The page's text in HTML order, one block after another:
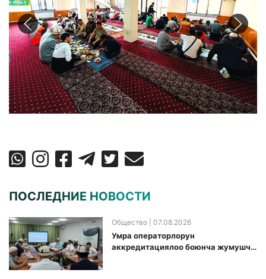
ПОСЛЕДНИЕ НОВОСТИ
Общество | 07.08.2026
Умра операторлорун
аккредитациялоо боюнча жумушчу